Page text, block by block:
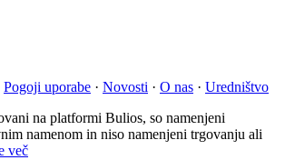
Pogoji uporabe · Novosti · O nas · Uredništvo
na platformi Bulios, so namenjeni
namenom in niso namenjeni trgovanju ali
več